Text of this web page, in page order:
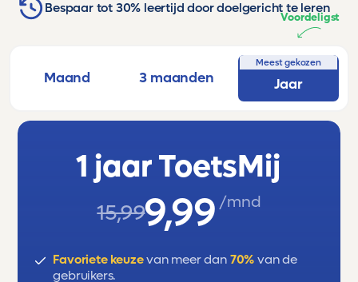
Bespaar tot 30% leertijd door doelgericht te leren
Maand 3 maanden
Meest gekozen
Jaar
Voordeligst
1 jaar ToetsMij
15,999,99 /mnd
Favoriete keuzevan meer dan 70% van de
gebruikers.